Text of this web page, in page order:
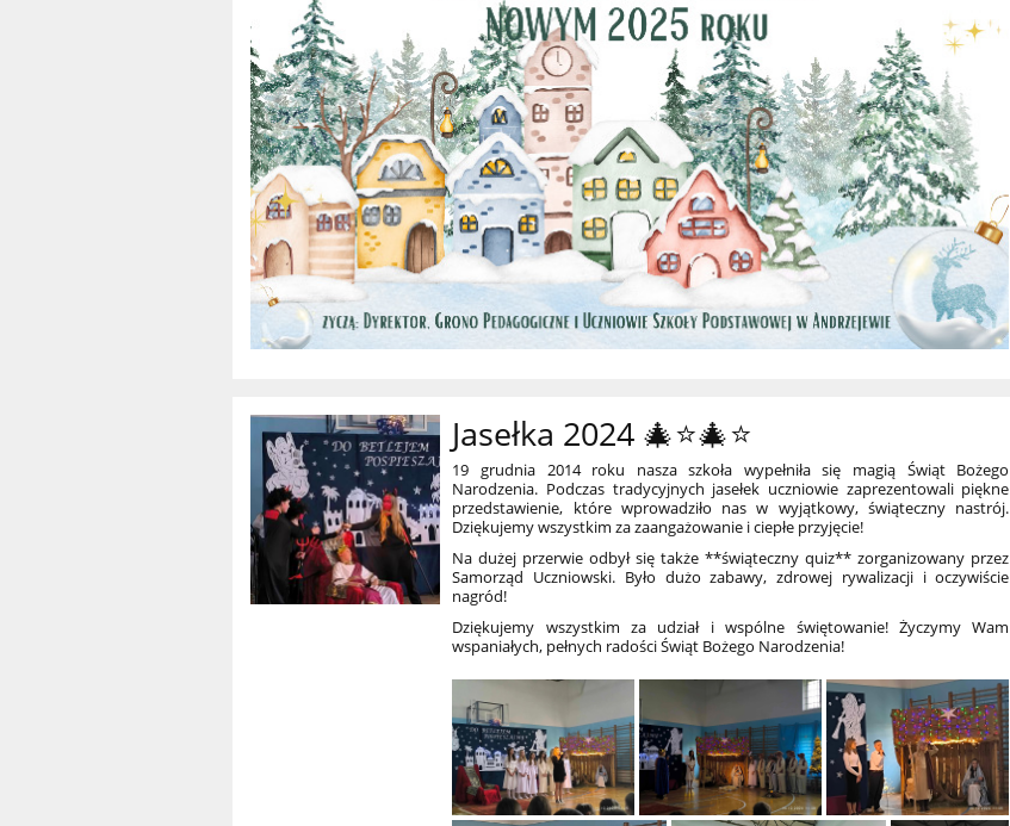
Jasełka 2024 🎄⭐🎄⭐
19 grudnia 2014 roku nasza szkoła wypełniła się magią Świąt Bożego
Narodzenia. Podczas tradycyjnych jasełek uczniowie zaprezentowali piękne
przedstawienie, które wprowadziło nas w wyjątkowy, świąteczny nastrój.
Dziękujemy wszystkim za zaangażowanie i ciepłe przyjęcie!
Na dużej przerwie odbył się także **świąteczny quiz** zorganizowany przez
Samorząd Uczniowski. Było dużo zabawy, zdrowej rywalizacji i oczywiście
nagród!
Dziękujemy wszystkim za udział i wspólne świętowanie! Życzymy Wam
wspaniałych, pełnych radości Świąt Bożego Narodzenia!